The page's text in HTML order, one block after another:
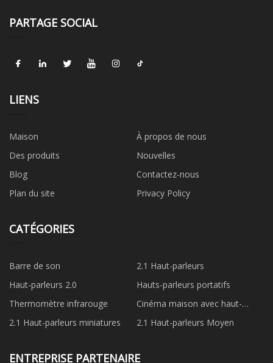
PARTAGE SOCIAL
LIENS
Maison
À propos de nous
Des produits
Nouvelles
Blog
Contactez-nous
Plan du site
Privacy Policy
CATÉGORIES
Barre de son
2.1 Haut-parleurs
Haut-parleurs 2.0
Hauts-parleurs portatifs
Thermomètre infrarouge
Cinéma maison avec haut-
parleurs 3.1
2.1 Haut-parleurs miniatures 2.1 Haut-parleurs Moyen
ENTREPRISE PARTENAIRE